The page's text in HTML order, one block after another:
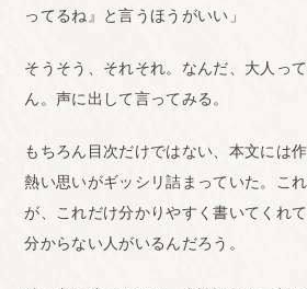
ってるね』と言うほうがいい」
そうそう、それそれ。なんだ、大人っ
ん。声に出して言ってみる。
もちろん目次だけではない、本文には
熱い思いがギッシリ詰まっていた。こ
が、これだけ分かりやすく書いてくれ
分からない人がいるんだろう。